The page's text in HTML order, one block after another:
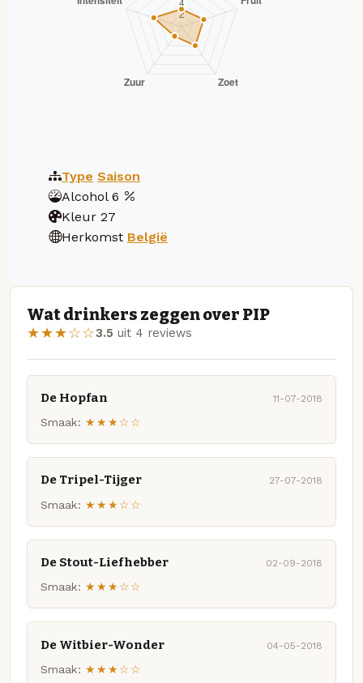
Type Saison
Alcohol 6
Kleur 27
Herkomst België
Wat drinkers zeggen over PIP
★★★☆☆3.5 uit 4 reviews
De Hopfan 11-07-2018
Smaak: ★★★☆☆
De Tripel-Tijger 27-07-2018
Smaak: ★★★☆☆
De Stout-Liefhebber 02-09-2018
Smaak: ★★★☆☆
De Witbier-Wonder 04-05-2018
Smaak: ★★★☆☆